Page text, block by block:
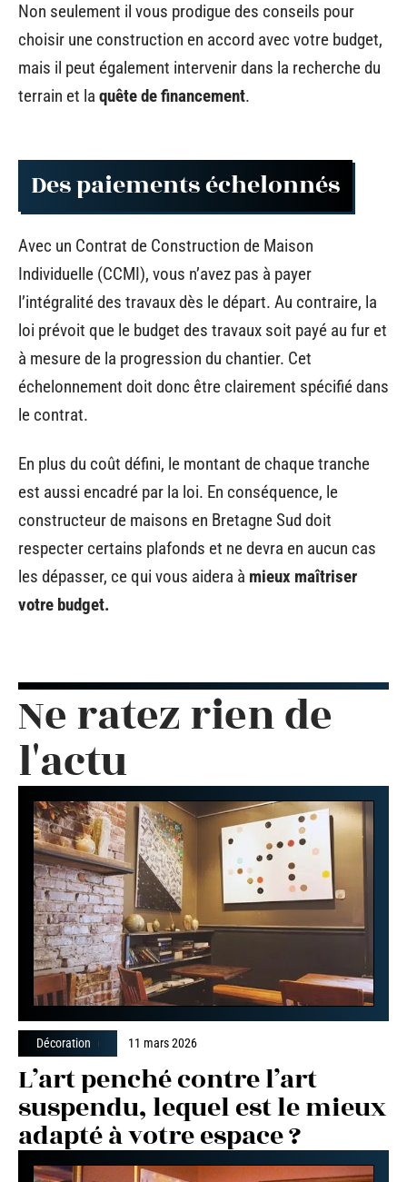
Non seulement il vous prodigue des conseils pour
choisir une construction en accord avec votre budget,
mais il peut également intervenir dans la recherche du
terrain et la quête de financement.
Des paiements échelonnés
Avec un Contrat de Construction de Maison
Individuelle (CCMI), vous n’avez pas à payer
l’intégralité des travaux dès le départ. Au contraire, la
loi prévoit que le budget des travaux soit payé au fur et
à mesure de la progression du chantier. Cet
échelonnement doit donc être clairement spécifié dans
le contrat.
En plus du coût défini, le montant de chaque tranche
est aussi encadré par la loi. En conséquence, le
constructeur de maisons en Bretagne Sud doit
respecter certains plafonds et ne devra en aucun cas
les dépasser, ce qui vous aidera à mieux maîtriser
votre budget.
Ne ratez rien de
l'actu
Décoration 11 mars 2026
L’art penché contre l’art
suspendu, lequel est le mieux
adapté à votre espace ?